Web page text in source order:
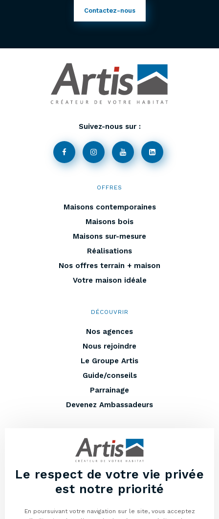
Contactez-nous
Suivez-nous sur :
OFFRES
Maisons contemporaines
Maisons bois
Maisons sur-mesure
Réalisations
Nos offres terrain + maison
Votre maison idéale
DÉCOUVRIR
Nos agences
Nous rejoindre
Le Groupe Artis
Guide/conseils
Parrainage
Devenez Ambassadeurs
Entretenir votre maison
Lexique
Vous avez un terrain à vendre ?
Mentions légales
Le respect de votre vie privée
est notre priorité
En poursuivant votre navigation sur le site, vous acceptez